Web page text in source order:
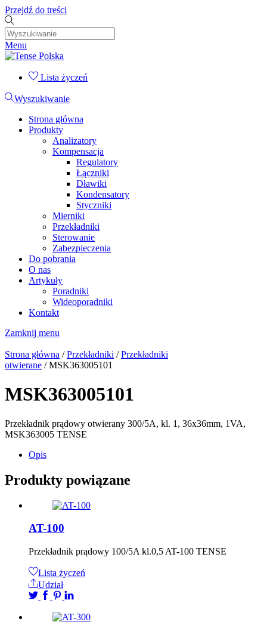
Przejdź do treści
Menu
Lista życzeń
Wyszukiwanie
Strona główna
Produkty
Analizatory
Kompensacja
Regulatory
Łączniki
Dławiki
Kondensatory
Styczniki
Mierniki
Przekładniki
Sterowanie
Zabezpieczenia
Do pobrania
O nas
Artykuły
Poradniki
Wideoporadniki
Kontakt
Zamknij menu
Strona główna /Przekładniki /Przekładniki
otwierane / MSK363005101
MSK363005101
Przekładnik prądowy otwierany 300/5A, kl. 1, 36x36mm, 1VA,
MSK363005 TENSE
Opis
Produkty powiązane
AT-100
Przekładnik prądowy 100/5A kl.0,5 AT-100 TENSE
Lista życzeń
Udział